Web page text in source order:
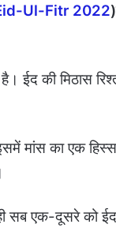
Ul-Fitr 2022)
है। ईद की मिठास
मांस का एक
सब एक-दूसरे को